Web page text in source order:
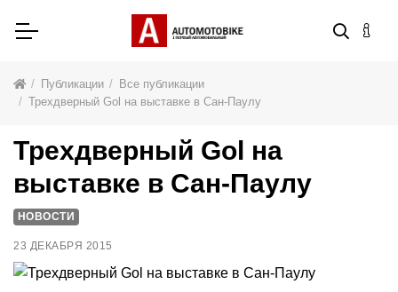
Публикации
Все публикации
Трехдверный Gol на выставке в Сан-Паулу
Трехдверный Gol на
выставке в Сан-Паулу
НОВОСТИ
23 ДЕКАБРЯ 2015